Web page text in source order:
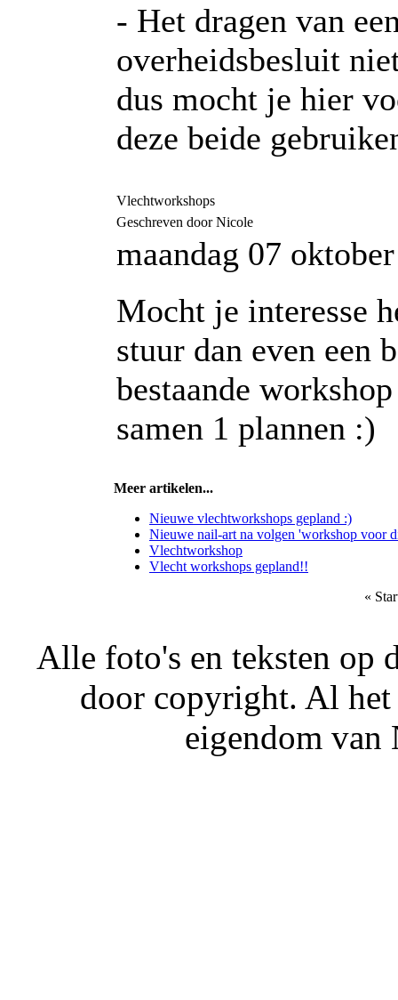
- Het dragen van
overheidsbesluit
dus mocht je hier
deze beide
Vlechtworkshops
Geschreven door Nicole
maandag 07
Mocht je interesse
stuur dan even
bestaande
samen 1 plannen :)
Meer artikelen...
Nieuwe vlechtworkshops gepland :)
Nieuwe nail-art na volgen 'workshop voor
Vlechtworkshop
Vlecht workshops gepland!!
«
Alle foto's en teksten op
door copyright. Al het
eigendom